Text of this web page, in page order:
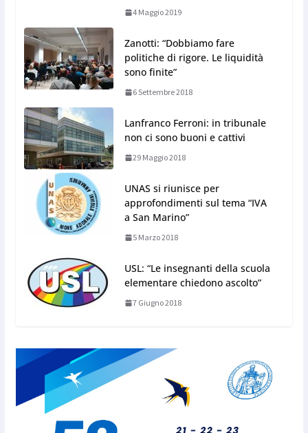
4 Maggio 2019
Zanotti: “Dobbiamo fare
politiche di rigore. Le liquidità
sono finite”
6 Settembre 2018
Lanfranco Ferroni: in tribunale
non ci sono buoni e cattivi
29 Maggio 2018
UNAS si riunisce per
approfondimenti sul tema “IVA
a San Marino”
5 Marzo 2018
USL: “Le insegnanti della scuola
elementare chiedono ascolto”
7 Giugno 2018